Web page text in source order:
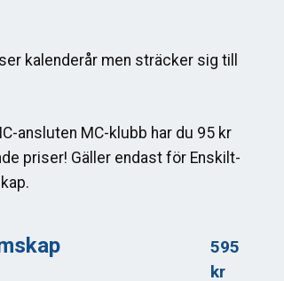
kalenderår men sträcker sig till
ansluten MC-klubb har du 95 kr
priser! Gäller endast för Enskilt-
595
kr